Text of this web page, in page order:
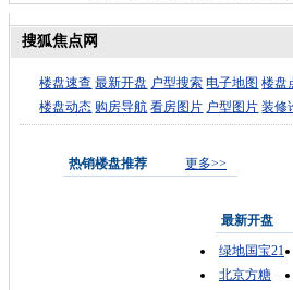
搜狐焦点网
楼盘速查 最新开盘 户型搜索 电子地图 楼盘
楼盘动态 购房导航 看房图片 户型图片 装修
热销楼盘推荐 更多>>
最新开盘
绿地国宝21
北京方糖